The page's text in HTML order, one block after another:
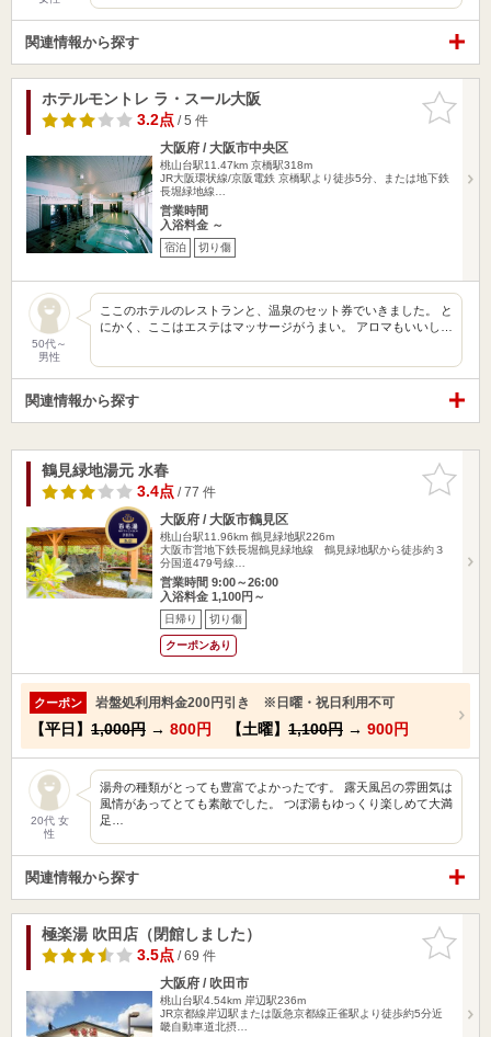
関連情報から探す
お気に入
りに追加
ホテルモントレ ラ・スール大阪
3.2点/ 5 件
大阪府 / 大阪市中央区
桃山台駅11.47km 京橋駅318m
JR大阪環状線/京阪電鉄 京橋駅より徒歩5分、または地下鉄
長堀緑地線…
営業時間
入浴料金 ～
宿泊 切り傷
50代～
男性
ここのホテルのレストランと、温泉のセット券でいきました。 と
にかく、ここはエステはマッサージがうまい。 アロマもいいし…
関連情報から探す
お気に入
りに追加
鶴見緑地湯元 水春
3.4点/ 77 件
大阪府 / 大阪市鶴見区
桃山台駅11.96km 鶴見緑地駅226m
大阪市営地下鉄長堀鶴見緑地線 鶴見緑地駅から徒歩約３
分国道479号線…
営業時間 9:00～26:00
入浴料金 1,100円～
日帰り 切り傷
クーポンあり
クーポン 岩盤処利用料金200円引き ※日曜・祝日利用不可
【平日】 1,000円 → 800円 【土曜】 1,100円 → 900円
20代 女
性
湯舟の種類がとっても豊富でよかったです。 露天風呂の雰囲気は
風情があってとても素敵でした。 つぼ湯もゆっくり楽しめて大満
足…
関連情報から探す
お気に入
りに追加
極楽湯 吹田店（閉館しました）
3.5点/ 69 件
大阪府 / 吹田市
桃山台駅4.54km 岸辺駅236m
JR京都線岸辺駅または阪急京都線正雀駅より徒歩約5分近
畿自動車道北摂…